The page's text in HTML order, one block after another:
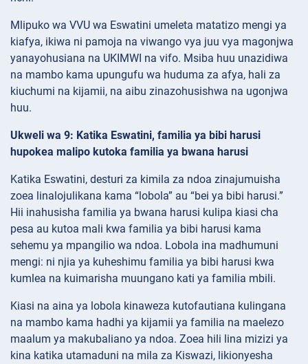
Mlipuko wa VVU wa Eswatini umeleta matatizo mengi ya
kiafya, ikiwa ni pamoja na viwango vya juu vya magonjwa
yanayohusiana na UKIMWI na vifo. Msiba huu unazidiwa
na mambo kama upungufu wa huduma za afya, hali za
kiuchumi na kijamii, na aibu zinazohusishwa na ugonjwa
huu.
Ukweli wa 9: Katika Eswatini, familia ya bibi harusi
hupokea malipo kutoka familia ya bwana harusi
Katika Eswatini, desturi za kimila za ndoa zinajumuisha
zoea linalojulikana kama “lobola” au “bei ya bibi harusi.”
Hii inahusisha familia ya bwana harusi kulipa kiasi cha
pesa au kutoa mali kwa familia ya bibi harusi kama
sehemu ya mpangilio wa ndoa. Lobola ina madhumuni
mengi: ni njia ya kuheshimu familia ya bibi harusi kwa
kumlea na kuimarisha muungano kati ya familia mbili.
Kiasi na aina ya lobola kinaweza kutofautiana kulingana
na mambo kama hadhi ya kijamii ya familia na maelezo
maalum ya makubaliano ya ndoa. Zoea hili lina mizizi ya
kina katika utamaduni na mila za Kiswazi, likionyesha